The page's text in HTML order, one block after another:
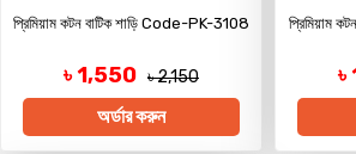
প্রিমিয়াম কটন বাটিক শাড়ি Code-PK-3108
৳ 1,550 ৳ 2,150
অর্ডার করুন
প্রিমিয়াম
৳